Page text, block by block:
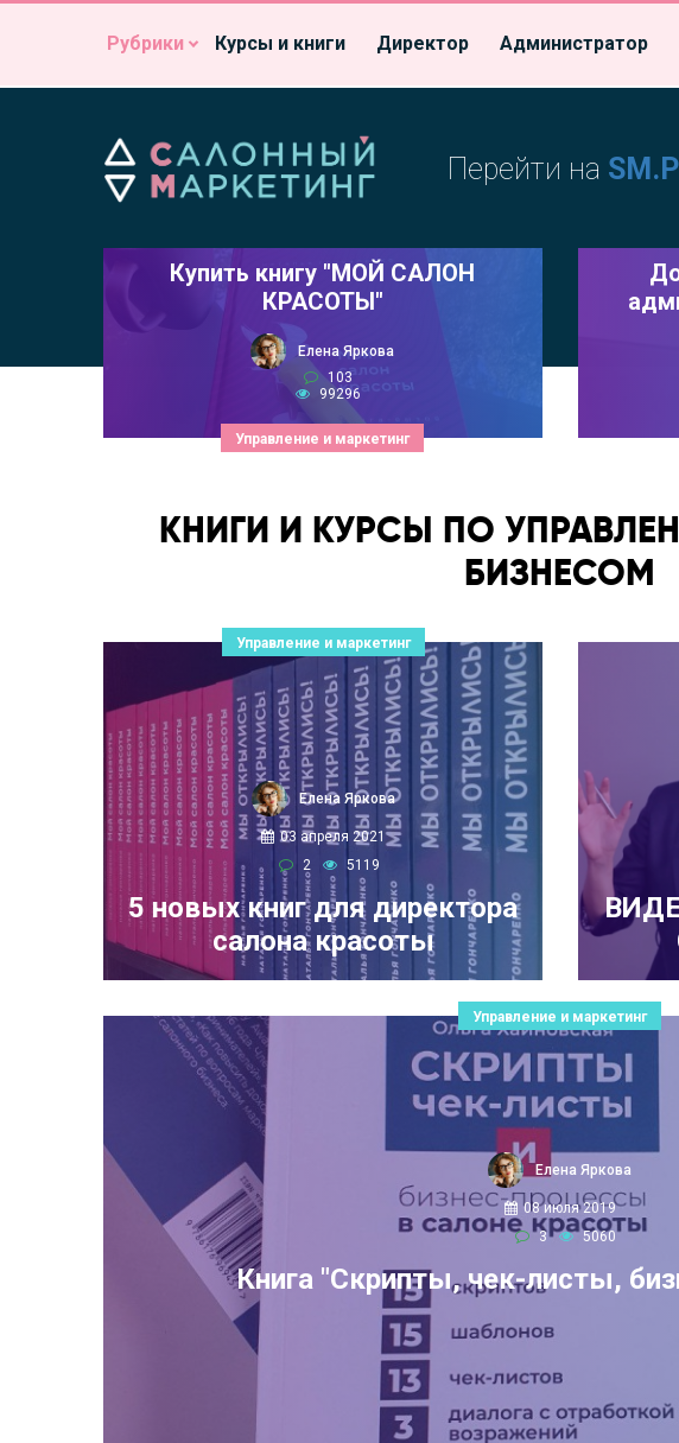
Рубрики Курсы и книги Директор Администратор
Перейти на
Управление и маркетинг
Купить книгу "МОЙ САЛОН
КРАСОТЫ"
Елена Яркова
103
99296
КНИГИ И КУРСЫ ПО
БИЗНЕСОМ
Управление и маркетинг
Елена Яркова
03 апреля 2021
2
5119
5 новых книг для директора
салона красоты
Управление и маркетинг
Елена Яркова
08 июля 2019
3
5060
Книга "Скрипты, чек-листы,